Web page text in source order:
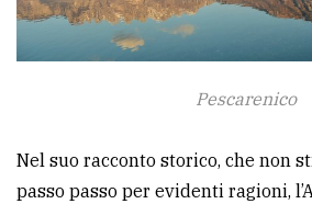
Pescarenico
Nel suo racconto storico, che non
passo passo per evidenti ragioni,